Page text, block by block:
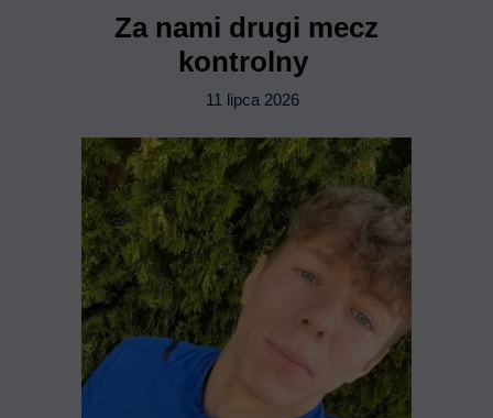
Za nami drugi mecz
kontrolny
11 lipca 2026